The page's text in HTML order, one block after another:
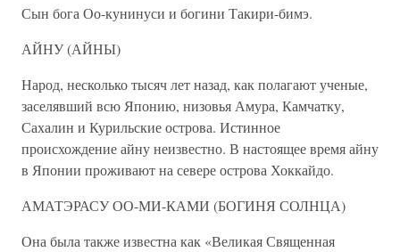
Сын бога Оо-кунинуси и богини Такири-бимэ.
АЙНУ (АЙНЫ)
Народ, несколько тысяч лет назад, как полагают ученые,
заселявший всю Японию, низовья Амура, Камчатку,
Сахалин и Курильские острова. Истинное
происхождение айну неизвестно. В настоящее время айну
в Японии проживают на севере острова Хоккайдо.
АМАТЭРАСУ ОО-МИ-КАМИ (БОГИНЯ СОЛНЦА)
Она была также известна как «Великая Священная